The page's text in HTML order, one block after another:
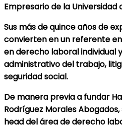
Empresario de la Universidad
Sus más de quince años de
convierten en un referente
en derecho laboral individual
administrativo del trabajo,
seguridad social.
De manera previa a fundar
Rodríguez Morales
head del área de derecho